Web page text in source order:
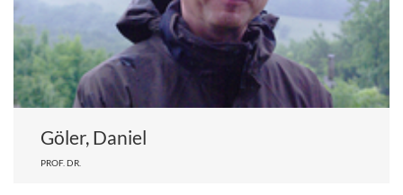
Göler, Daniel
PROF. DR.